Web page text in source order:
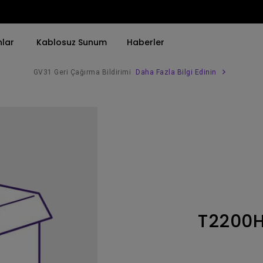
LED
Lazer
USB-C
Thunderbolt
Kablosuz Sunum Haberler
GV31 Geri Çağırma Bildirimi Daha Fazla Bilgi Edinin